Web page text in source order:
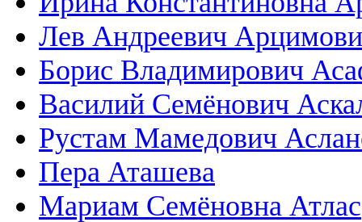
Лев Андреевич
Борис Владимирович
Василий Семёнович
Рустам Мамедович
Пера Аташева
Мариам Семёновна Атлас